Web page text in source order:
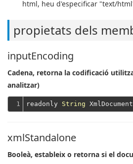
html, heu d'especificar "text/
propietats dels
inputEncoding
Cadena, retorna la codificació
analitzar)
1 readonly String
xmlStandalone
Booleà, estableix o retorna si el